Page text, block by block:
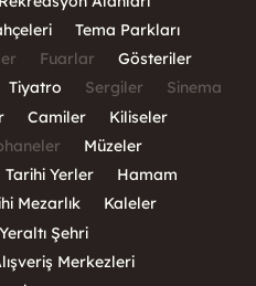
Tema Parkları
Fuarlar
Gösteriler
Tiyatro Sergiler
Sinema
Camiler
Kiliseler
Müzeler
Tarihi Yerler
Hamam
Mezarlık
Kaleler
Yeraltı Şehri
Merkezleri